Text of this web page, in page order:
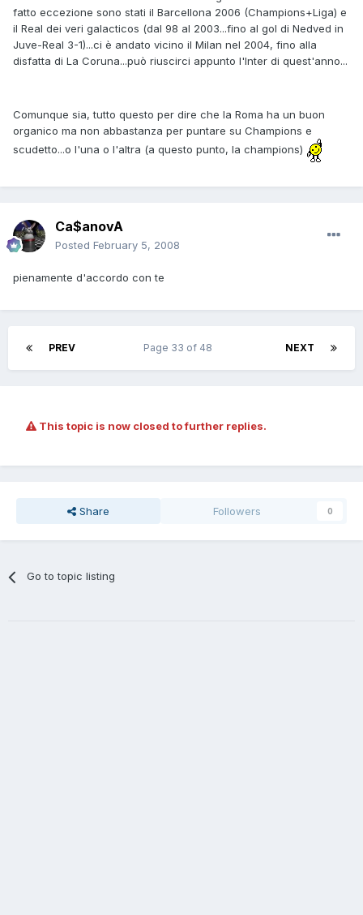
fatto eccezione sono stati il Barcellona 2006 (Champions+Liga) e
il Real dei veri galacticos (dal 98 al 2003...fino al gol di Nedved in
Juve-Real 3-1)...ci è andato vicino il Milan nel 2004, fino alla
disfatta di La Coruna...può riuscirci appunto l'Inter di quest'anno...
Comunque sia, tutto questo per dire che la Roma ha un buon
organico ma non abbastanza per puntare su Champions e
scudetto...o l'una o l'altra (a questo punto, la champions)
Ca$anovA
Posted February 5, 2008
pienamente d'accordo con te
PREV NEXT
Page 33 of 48
This topic is now closed to further replies.
Share Followers 0
Go to topic listing